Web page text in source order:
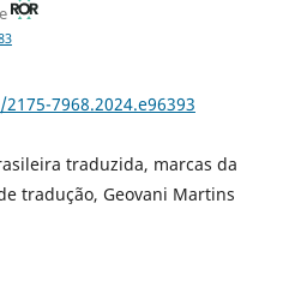
7968.2024.e96393
traduzida, marcas da
tradução, Geovani Martins